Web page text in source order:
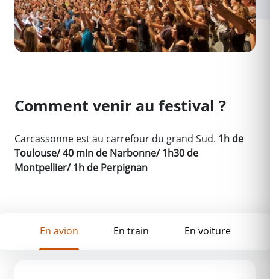
Comment venir au festival ?
Carcassonne est au carrefour du grand Sud. 1h de
Toulouse/ 40 min de Narbonne/ 1h30 de
Montpellier/ 1h de Perpignan
En avion En train En voiture